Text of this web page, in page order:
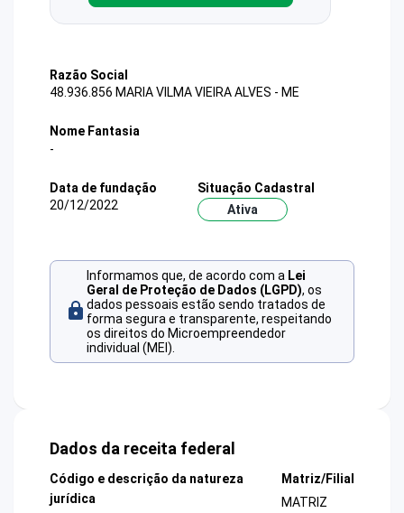
Razão Social
48.936.856 MARIA VILMA VIEIRA ALVES - ME
Nome Fantasia
-
Data de fundação
20/12/2022
Situação Cadastral
Ativa
Informamos que, de acordo com a Lei
Geral de Proteção de Dados (LGPD), os
dados pessoais estão sendo tratados de
forma segura e transparente, respeitando
os direitos do Microempreendedor
individual (MEI).
Dados da receita federal
Código e descrição da natureza
jurídica
Matriz/Filial
MATRIZ